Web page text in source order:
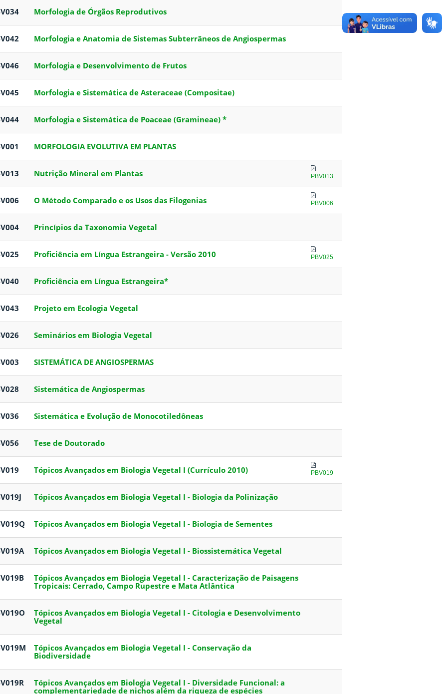
Morfologia de Órgãos Reprodutivos
Morfologia e Anatomia de Sistemas Subterrâneos de Angiospermas
Morfologia e Desenvolvimento de Frutos
Morfologia e Sistemática de Asteraceae (Compositae)
Morfologia e Sistemática de Poaceae (Gramineae) *
MORFOLOGIA EVOLUTIVA EM PLANTAS
Nutrição Mineral em Plantas PBV013
O Método Comparado e os Usos das Filogenias PBV006
Princípios da Taxonomia Vegetal
Proficiência em Língua Estrangeira - Versão 2010 PBV025
Proficiência em Língua Estrangeira*
Projeto em Ecologia Vegetal
Seminários em Biologia Vegetal
SISTEMÁTICA DE ANGIOSPERMAS
Sistemática de Angiospermas
Sistemática e Evolução de Monocotiledôneas
Tese de Doutorado
Tópicos Avançados em Biologia Vegetal I (Currículo 2010) PBV019
Tópicos Avançados em Biologia Vegetal I - Biologia da Polinização
Tópicos Avançados em Biologia Vegetal I - Biologia de Sementes
Tópicos Avançados em Biologia Vegetal I - Biossistemática Vegetal
Tópicos Avançados em Biologia Vegetal I - Caracterização de Paisagens
Tropicais: Cerrado, Campo Rupestre e Mata Atlântica
Tópicos Avançados em Biologia Vegetal I - Citologia e Desenvolvimento
Vegetal
Tópicos Avançados em Biologia Vegetal I - Conservação da
Biodiversidade
Tópicos Avançados em Biologia Vegetal I - Diversidade Funcional: a
complementariedade de nichos além da riqueza de espécies